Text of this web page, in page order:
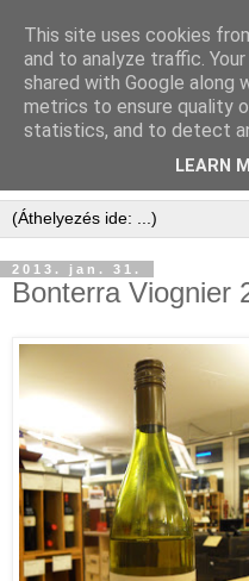
2013. jan. 31.
Bonterra Viognier
This site uses cookies
and to analyze traffic.
shared with Google along
metrics to ensure quality
statistics, and to detect
LEARN